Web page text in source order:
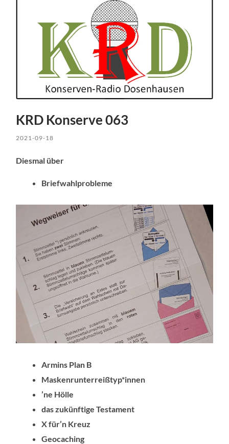
KRD Konserve 063
2021-09-18
Diesmal über
Briefwahlprobleme
Armins Plan B
Maskenrunterreißtyp*innen
’ne Hölle
das zukünftige Testament
X für’n Kreuz
Geocaching